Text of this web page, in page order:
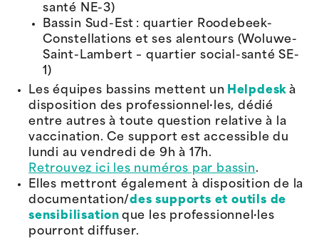
santé NE-3)
Bassin Sud-Est : quartier Roodebeek-
Constellations et ses alentours (Woluwe-
Saint-Lambert – quartier social-santé SE-
1)
Les équipes bassins mettent un Helpdesk à
disposition des professionnel·les, dédié
entre autres à toute question relative à la
vaccination. Ce support est accessible du
lundi au vendredi de 9h à 17h.
Retrouvez ici les numéros par bassin.
Elles mettront également à disposition de la
documentation/des supports et outils de
sensibilisation que les professionnel·les
pourront diffuser.